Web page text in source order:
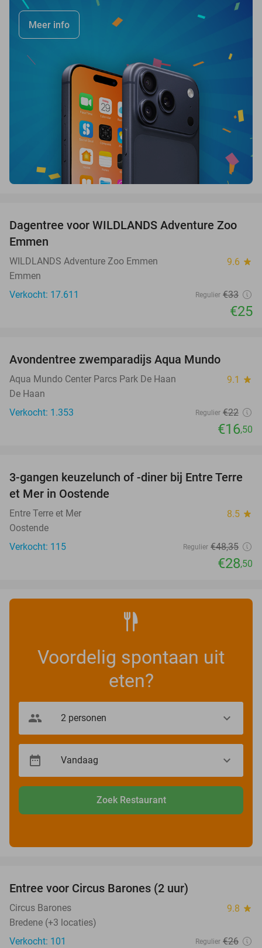
Meer info
24%
Dagentree voor WILDLANDS Adventure Zoo
Emmen
WILDLANDS Adventure Zoo Emmen 9.6 star
Emmen
Verkocht: 17.611
Regulier €33
€25
Avondentree zwemparadijs Aqua Mundo
Aqua Mundo Center Parcs Park De Haan 9.1 star
De Haan
Verkocht: 1.353
Regulier €22
€16,50
41%
3-gangen keuzelunch of -diner bij Entre Terre
et Mer in Oostende
Entre Terre et Mer 8.5 star
Oostende
Verkocht: 115
Regulier €48,35
€28,50
Voordelig spontaan uit
eten?
Zoek Restaurant
Entree voor Circus Barones (2 uur)
Circus Barones 9.8 star
Bredene (+3 locaties)
Verkocht: 101
Regulier €26